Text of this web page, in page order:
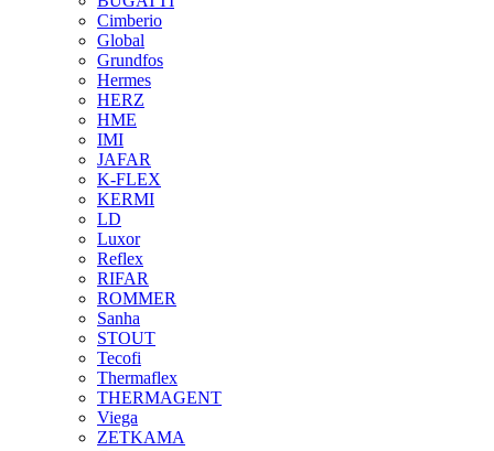
Cimberio
Global
Grundfos
Hermes
HERZ
HME
IMI
JAFAR
K-FLEX
KERMI
LD
Luxor
Reflex
RIFAR
ROMMER
Sanha
STOUT
Tecofi
Thermaflex
THERMAGENT
Viega
ZETKAMA